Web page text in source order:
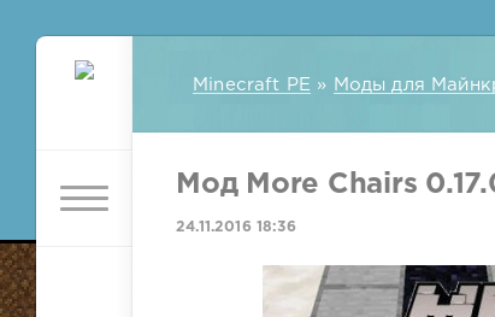
Minecraft PE » Моды для
Мод More Chairs
24.11.2016 18:36